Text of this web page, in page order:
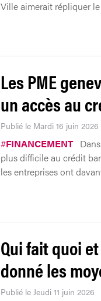
Ville aimerait répliquer
Les PME
un accès au
Publié le Mardi 16 juin 2026
#FINANCEMENT
plus difficile au crédit
les entreprises ont
Qui fait quoi
donné les
Publié le Jeudi 11 juin 2026